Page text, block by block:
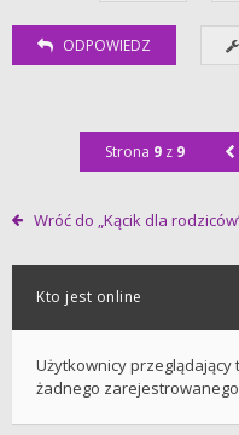
ODPOWIEDZ
Strona 9 z 9
Wróć do „Kącik dla
Kto jest online
Użytkownicy
żadnego